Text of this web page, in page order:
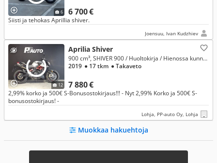
6 6 700 €
Siisti ja tehokas Aprillia shiver.
Joensuu, Ivan Kudzhiev
12
Aprilia Shiver
7 880 €
900 cm³, SHIVER 900 / Huoltokirja / Hienossa kunnossa
2019 ● 17 tkm ● Takaveto
2,99% korko ja 500€ S-Bonusostokirjaus!!! - Nyt 2,99% Korko ja 500€ S-
bonusostokirjaus! -
Lohja, PP-auto Oy, Lohja
Muokkaa hakuehtoja